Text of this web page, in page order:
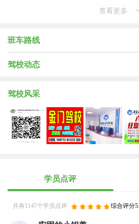
师资力量雄厚，拥有副高职称的理论教
德、服务至上、确保质量'的办学理念;
们的服务与您的需求同步，让您高兴而
查看更多
班车路线
驾校动态
驾校风采
学员点评
共有1147个学员点评 综合评分